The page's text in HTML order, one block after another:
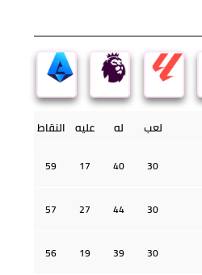
لعب له عليه النقاط
30
40
17
59
30
44
27
57
30
39
19
56